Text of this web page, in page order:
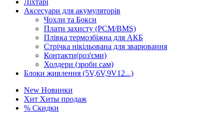
Ліхтарі
Аксесуари для акумуляторів
Чохли та Бокси
Плати захисту (PCM/BMS)
Плівка термозбіжна для АКБ
Стрічка нікільована для зварювання
Контакти(роз'єми)
Холдери (зроби сам)
Блоки живлення (5V,6V,9V12...)
New Новинки
Хит Хиты продаж
% Скидки